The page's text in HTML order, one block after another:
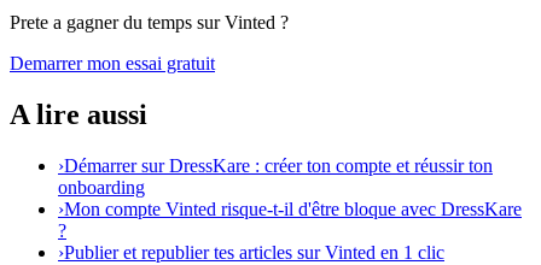
Prete a gagner du temps sur Vinted ?
Demarrer mon essai gratuit
A lire aussi
›Démarrer sur DressKare : créer ton compte et réussir ton
onboarding
›Mon compte Vinted risque-t-il d'être bloque avec DressKare
?
›Publier et republier tes articles sur Vinted en 1 clic